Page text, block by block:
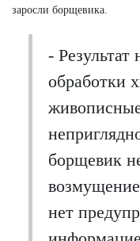
заросли борщевика.
- Результат
обработки
борщевик
нет